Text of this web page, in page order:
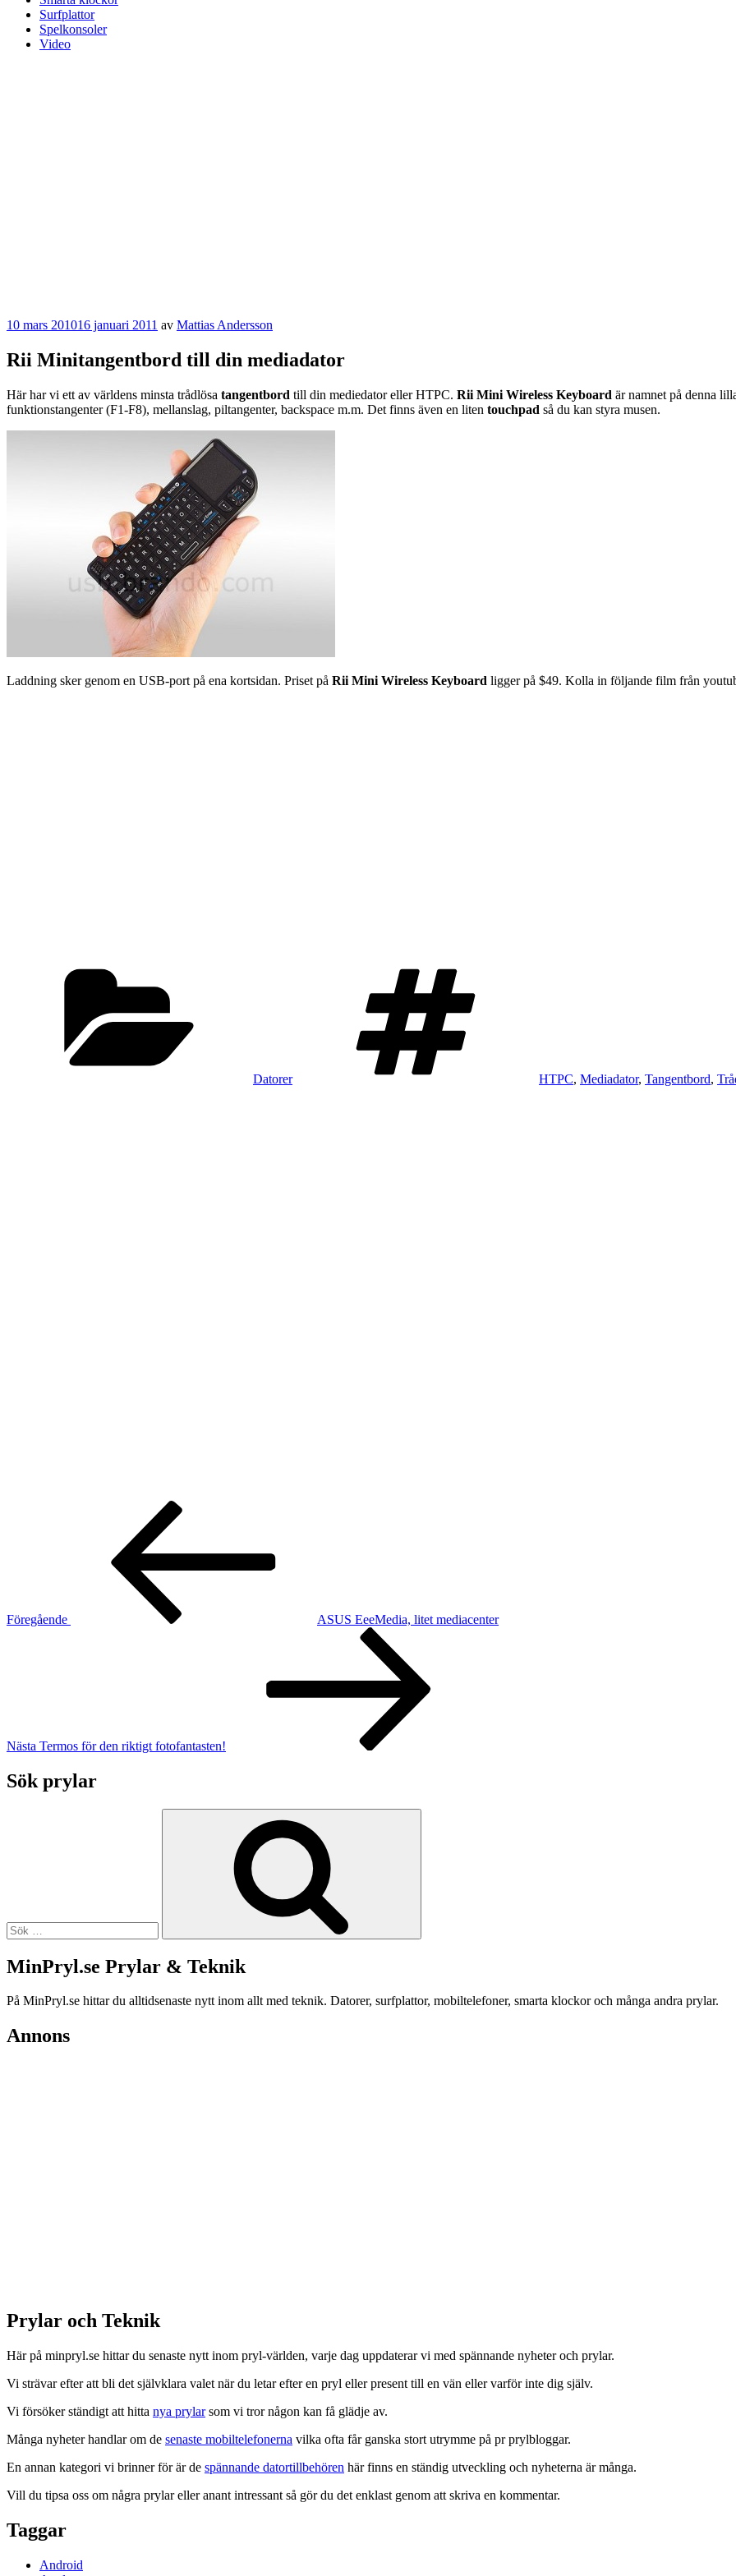
Surfplattor
Spelkonsoler
Video
Publicerat
10 mars 201016 januari 2011 av Mattias Andersson
Rii Minitangentbord till din mediadator
Här har vi ett av världens minsta trådlösa tangentbord till din mediedator eller HTPC. Rii Mini Wireless Keyboard är namnet på denna
funktionstangenter (F1-F8), mellanslag, piltangenter, backspace m.m. Det finns även en liten touchpad så du kan styra musen.
Laddning sker genom en USB-port på ena kortsidan. Priset på Rii Mini Wireless Keyboard ligger på $49. Kolla in följande film från
Datorer HTPC, Mediadator, Tangentbord,
Inläggsnavigering
Föregående
ASUS EeeMedia, litet mediacenter
Nästa Termos för den riktigt fotofantasten!
Sök prylar
MinPryl.se Prylar & Teknik
På MinPryl.se hittar du alltidsenaste nytt inom allt med teknik. Datorer, surfplattor, mobiltelefoner, smarta klockor och många andra prylar.
Annons
Prylar och Teknik
Här på minpryl.se hittar du senaste nytt inom pryl-världen, varje dag uppdaterar vi med spännande nyheter och prylar.
Vi strävar efter att bli det självklara valet när du letar efter en pryl eller present till en vän eller varför inte dig själv.
Vi försöker ständigt att hitta nya prylarsom vi tror någon kan få glädje av.
Många nyheter handlar om de senaste mobiltelefonerna vilka ofta får ganska stort utrymme på pr prylbloggar.
En annan kategori vi brinner för är de spännande datortillbehören här finns en ständig utveckling och nyheterna är många.
Vill du tipsa oss om några prylar eller anant intressant så gör du det enklast genom att skriva en kommentar.
Taggar
Android